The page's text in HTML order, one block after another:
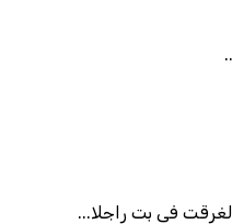
فى بت راجلا...